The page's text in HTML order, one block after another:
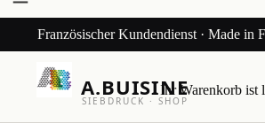
Französischer Kundendienst · Made in
A.BUISINE
SIEBDRUCK · SHOP
Ihr Warenkorb ist